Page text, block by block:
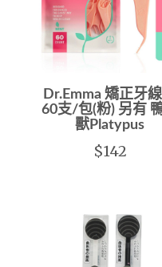
Dr.Emma 矯正牙
60支/包(粉) 另有
獸Platypus
$142